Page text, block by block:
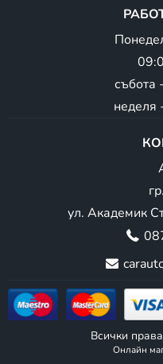
събота
неделя
ул. Академик
Всички
Онлайн